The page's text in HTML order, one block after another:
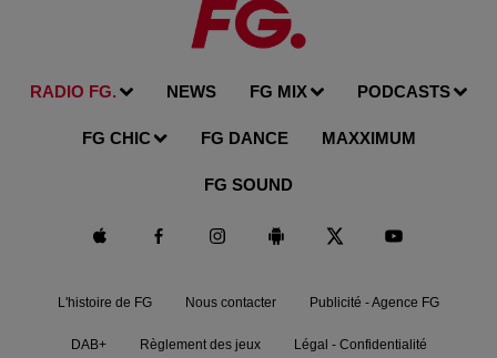
RADIO FG. NEWS FG MIX PODCASTS
FG CHIC FG DANCE MAXXIMUM
FG SOUND
L'histoire de FG Nous contacter Publicité - Agence FG
DAB+ Règlement des jeux Légal - Confidentialité